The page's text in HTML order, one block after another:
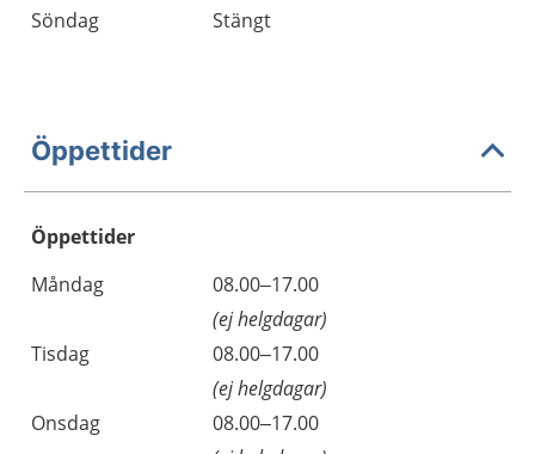
Söndag
Stängt
Öppettider
Öppettider
Dag
Öppettider
Kommentarer
Måndag
08.00–17.00
(ej helgdagar)
Tisdag
08.00–17.00
(ej helgdagar)
Onsdag
08.00–17.00